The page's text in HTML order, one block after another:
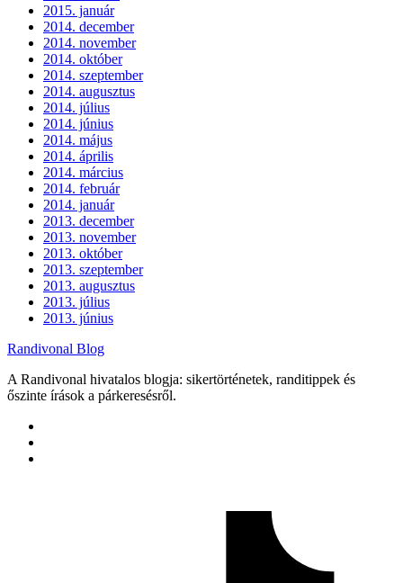
2015. január
2014. december
2014. november
2014. október
2014. szeptember
2014. augusztus
2014. július
2014. június
2014. május
2014. április
2014. március
2014. február
2014. január
2013. december
2013. november
2013. október
2013. szeptember
2013. augusztus
2013. július
2013. június
Randivonal Blog
A Randivonal hivatalos blogja: sikertörténetek, randitippek és
őszinte írások a párkeresésről.